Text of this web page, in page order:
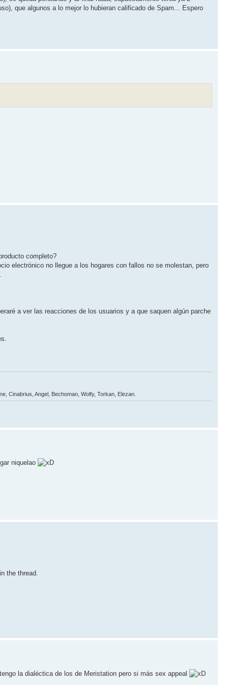
que algunos a lo mejor lo hubieran calificado de Spam... Espero
completo?
electrónico no llegue a los hogares con fallos no se molestan, pero
a ver las reacciones de los usuarios y a que saquen algún parche
Cinabrius, Angel, Bechoman, Wolfy, Torkan, Elezan.
niquelao
the thread.
la dialéctica de los de Meristation pero si más sex appeal